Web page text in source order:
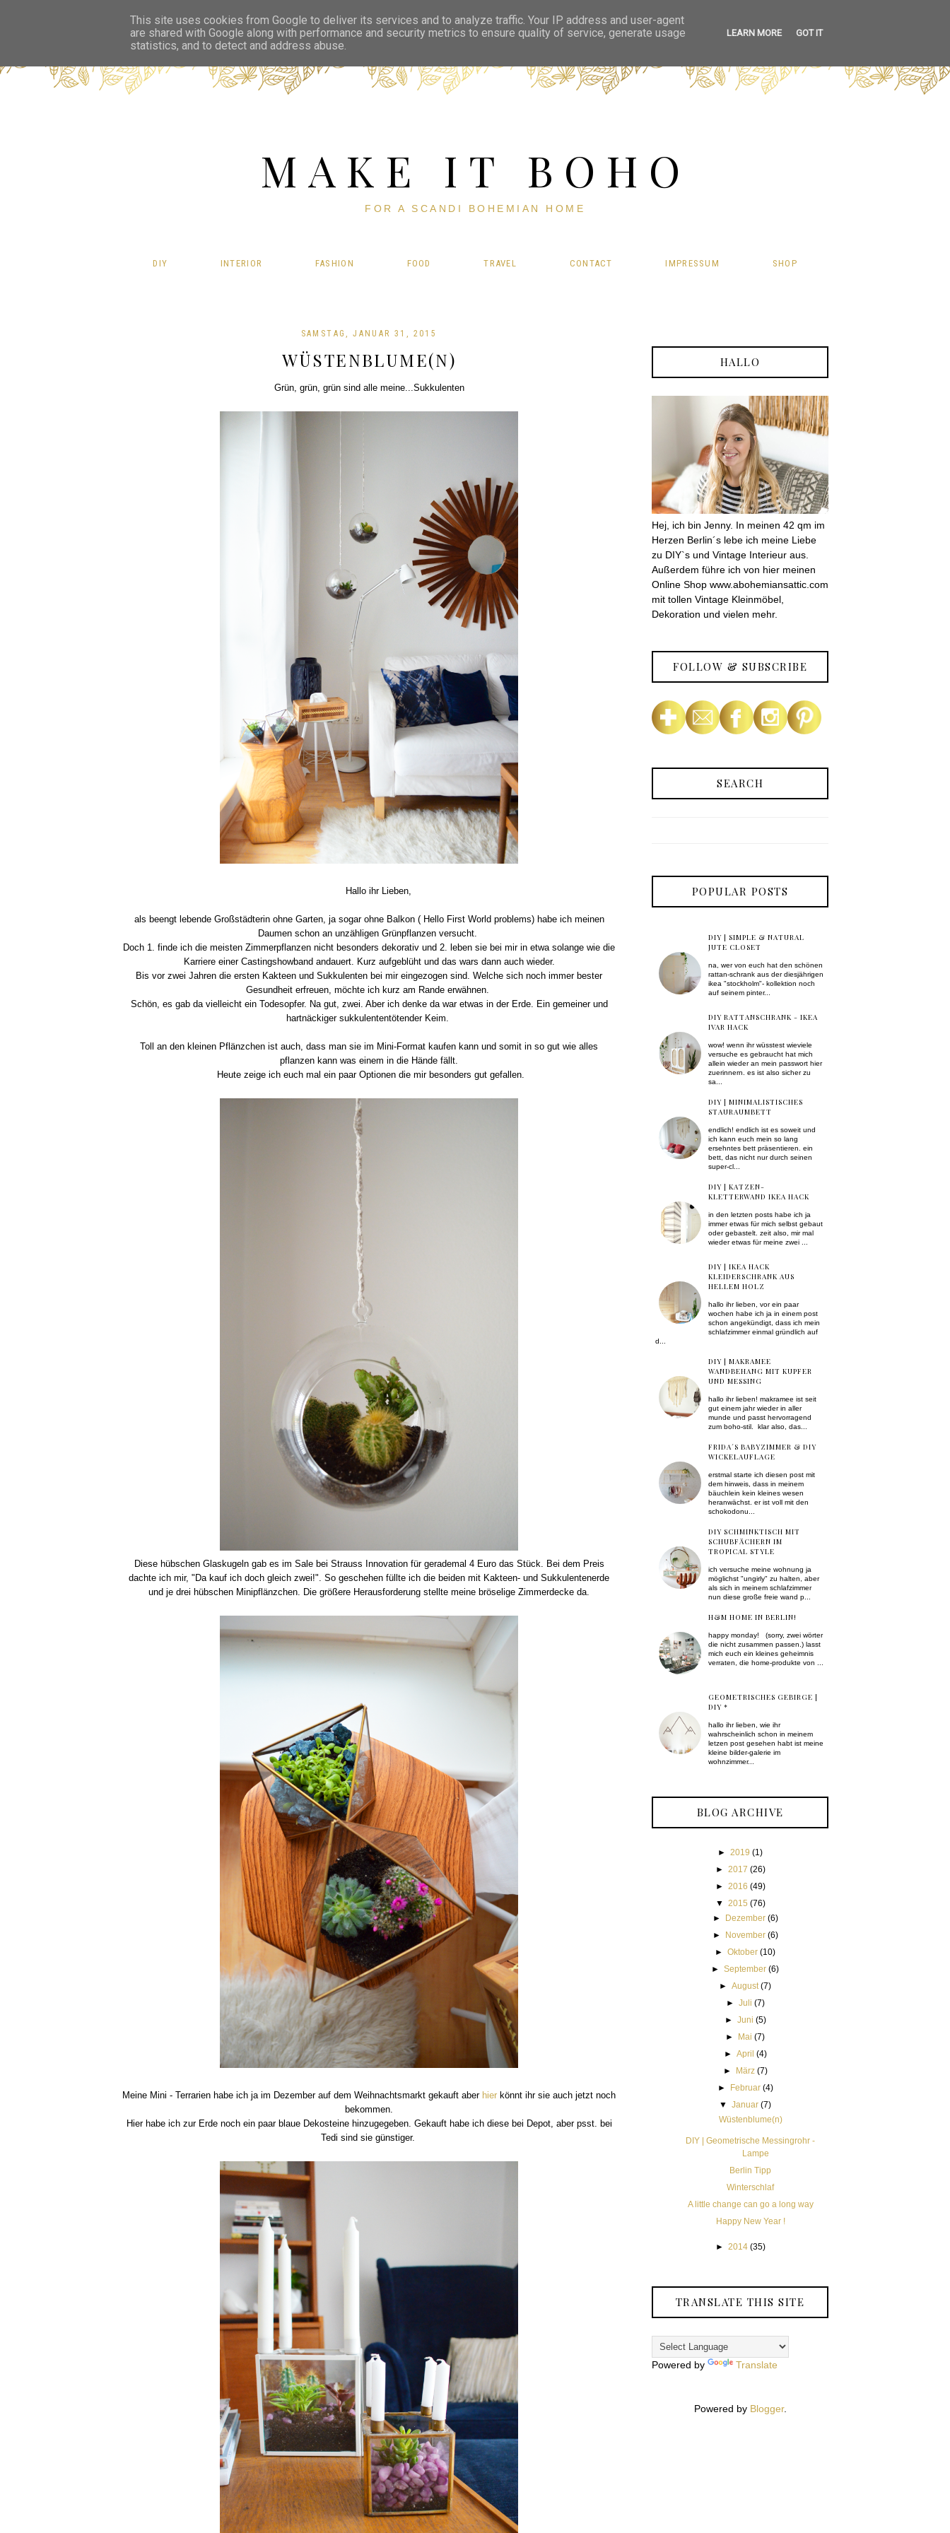
MAKE IT BOHO
FOR A SCANDI BOHEMIAN HOME
DIY INTERIOR FASHION FOOD TRAVEL CONTACT IMPRESSUM SHOP
SAMSTAG, JANUAR 31, 2015
WÜSTENBLUME(N)
Grün, grün, grün sind alle meine...Sukkulenten
Hallo ihr Lieben,
als beengt lebende Großstädterin ohne Garten, ja sogar ohne Balkon ( Hello First World problems) habe ich meinen
Daumen schon an unzähligen Grünpflanzen versucht.
Doch 1. finde ich die meisten Zimmerpflanzen nicht besonders dekorativ und 2. leben sie bei mir in etwa solange wie die
Karriere einer Castingshowband andauert. Kurz aufgeblüht und das wars dann auch wieder.
Bis vor zwei Jahren die ersten Kakteen und Sukkulenten bei mir eingezogen sind. Welche sich noch immer bester
Gesundheit erfreuen, möchte ich kurz am Rande erwähnen.
Schön, es gab da vielleicht ein Todesopfer. Na gut, zwei. Aber ich denke da war etwas in der Erde. Ein gemeiner und
hartnäckiger sukkulententötender Keim.
Toll an den kleinen Pflänzchen ist auch, dass man sie im Mini-Format kaufen kann und somit in so gut wie alles
pflanzen kann was einem in die Hände fällt.
Heute zeige ich euch mal ein paar Optionen die mir besonders gut gefallen.
Diese hübschen Glaskugeln gab es im Sale bei Strauss Innovation für gerademal 4 Euro das Stück. Bei dem Preis
dachte ich mir, "Da kauf ich doch gleich zwei!". So geschehen füllte ich die beiden mit Kakteen- und Sukkulentenerde
und je drei hübschen Minipflänzchen. Die größere Herausforderung stellte meine bröselige Zimmerdecke da.
Meine Mini - Terrarien habe ich ja im Dezember auf dem Weihnachtsmarkt gekauft aber hier könnt ihr sie auch jetzt noch
bekommen.
Hier habe ich zur Erde noch ein paar blaue Dekosteine hinzugegeben. Gekauft habe ich diese bei Depot, aber psst. bei
Tedi sind sie günstiger.
HALLO
Hej, ich bin Jenny. In meinen 42 qm im
Herzen Berlin´s lebe ich meine Liebe
zu DIY`s und Vintage Interieur aus.
Außerdem führe ich von hier meinen
Online Shop www.abohemiansattic.com
mit tollen Vintage Kleinmöbel,
Dekoration und vielen mehr.
FOLLOW & SUBSCRIBE
SEARCH
POPULAR POSTS
DIY | SIMPLE & NATURAL
JUTE CLOSET
na, wer von euch hat den schönen
rattan-schrank aus der diesjährigen
ikea "stockholm"- kollektion noch
auf seinem pinter...
DIY RATTANSCHRANK - IKEA
IVAR HACK
wow! wenn ihr wüsstest wieviele
versuche es gebraucht hat mich
allein wieder an mein passwort hier
zuerinnern. es ist also sicher zu
sa...
DIY | MINIMALISTISCHES
STAURAUMBETT
endlich! endlich ist es soweit und
ich kann euch mein so lang
ersehntes bett präsentieren. ein
bett, das nicht nur durch seinen
super-cl...
DIY | KATZEN-
KLETTERWAND IKEA HACK
in den letzten posts habe ich ja
immer etwas für mich selbst gebaut
oder gebastelt. zeit also, mir mal
wieder etwas für meine zwei ...
DIY | IKEA HACK
KLEIDERSCHRANK AUS
HELLEM HOLZ
hallo ihr lieben, vor ein paar
wochen habe ich ja in einem post
schon angekündigt, dass ich mein
schlafzimmer einmal gründlich auf
d...
DIY | MAKRAMEE
WANDBEHANG MIT KUPFER
UND MESSING
hallo ihr lieben! makramee ist seit
gut einem jahr wieder in aller
munde und passt hervorragend
zum boho-stil. klar also, das...
FRIDA´S BABYZIMMER & DIY
WICKELAUFLAGE
erstmal starte ich diesen post mit
dem hinweis, dass in meinem
bäuchlein kein kleines wesen
heranwächst. er ist voll mit den
schokodonu...
DIY SCHMINKTISCH MIT
SCHUBFÄCHERN IM
TROPICAL STYLE
ich versuche meine wohnung ja
möglichst "ungirly" zu halten, aber
als sich in meinem schlafzimmer
nun diese große freie wand p...
H&M HOME IN BERLIN!
happy monday! (sorry, zwei wörter
die nicht zusammen passen.) lasst
mich euch ein kleines geheimnis
verraten, die home-produkte von ...
GEOMETRISCHES GEBIRGE |
DIY *
hallo ihr lieben, wie ihr
wahrscheinlich schon in meinem
letzen post gesehen habt ist meine
kleine bilder-galerie im
wohnzimmer...
BLOG ARCHIVE
► 2019 (1)
► 2017 (26)
► 2016 (49)
▼ 2015 (76)
►
Dezember (6)
►
November (6)
►Oktober (10)
►September (6)
►August (7)
► Juli (7)
► Juni (5)
►
Mai (7)
► April (4)
►
März (7)
►
Februar (4)
▼ Januar (7)
Wüstenblume(n)
DIY | Geometrische Messingrohr -
Lampe
Berlin Tipp
Winterschlaf
A little change can go a long way
Happy New Year !
► 2014 (35)
TRANSLATE THIS SITE
Powered by Translate
Powered by Blogger.
This site uses cookies from Google to deliver its services and to analyze traffic. Your IP address and user-agent
are shared with Google along with performance and security metrics to ensure quality of service, generate usage
statistics, and to detect and address abuse.
LEARN MORE GOT IT